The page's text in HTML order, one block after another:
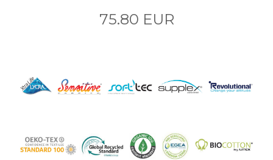
75.80 EUR